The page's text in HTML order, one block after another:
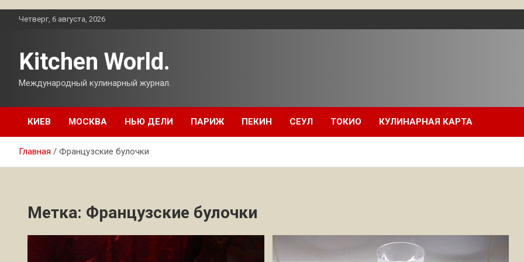
ПерейтиЧетверг, 6 августа, 2026
Kitchen World.
Международный кулинарный журнал.
КИЕВ МОСКВА НЬЮ ДЕЛИ ПАРИЖ ПЕКИН СЕУЛ ТОКИО КУЛИНАРНАЯ КАРТА
Главная Французские булочки
Метка: Французские булочки